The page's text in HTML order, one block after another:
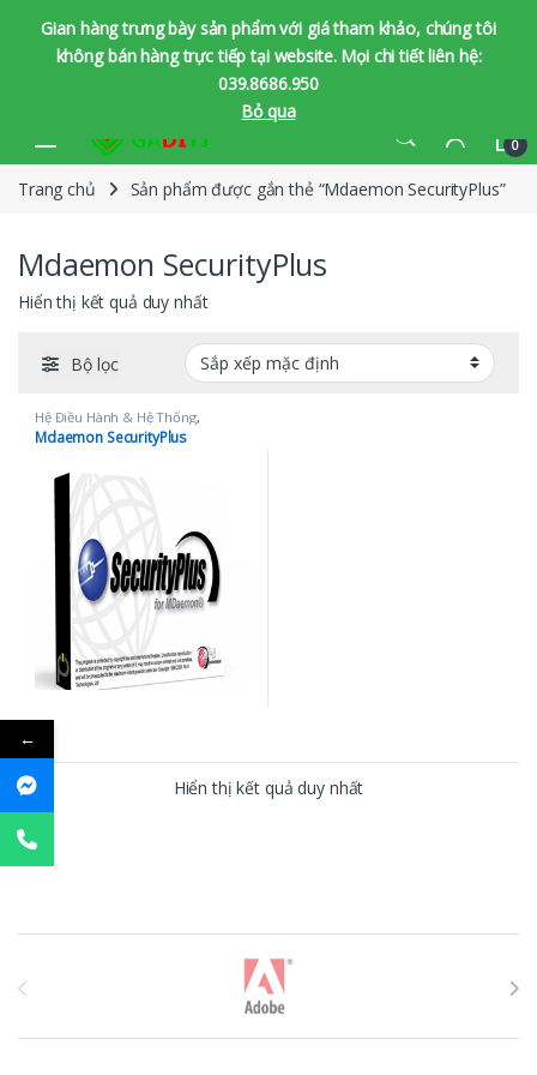
Gian hàng trưng bày sản phẩm với giá tham khảo, chúng tôi
không bán hàng trực tiếp tại website. Mọi chi tiết liên hệ:
039.8686.950
Bỏ qua
0
Trang chủ Sản phẩm được gắn thẻ “Mdaemon SecurityPlus”
Mdaemon SecurityPlus
Hiển thị kết quả duy nhất
Bộ lọc
Hệ Điều Hành & Hệ Thống,
MDaemon
Mdaemon SecurityPlus
Hiển thị kết quả duy nhất
ư
←